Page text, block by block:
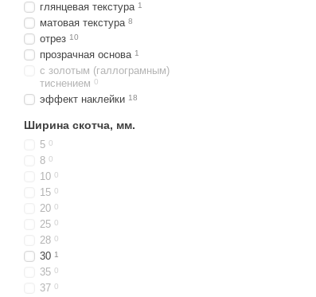
глянцевая текстура 1
матовая текстура 8
отрез 10
прозрачная основа 1
с золотым (галлограмным)
тиснением 0
эффект наклейки 18
Ширина скотча, мм.
5 0
8 0
10 0
15 0
20 0
25 0
28 0
30 1
35 0
37 0